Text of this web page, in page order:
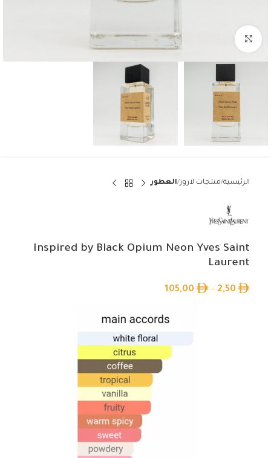
الرئيسية منتجات لاروز العطور
Inspired by Black Opium Neon Yves Saint
Laurent
2,50
–
105,00